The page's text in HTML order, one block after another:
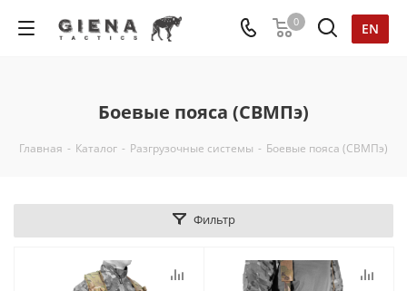
EN
0
Боевые пояса (СВМПэ)
Главная - Каталог - Разгрузочные системы - Боевые пояса (СВМПэ)
Фильтр